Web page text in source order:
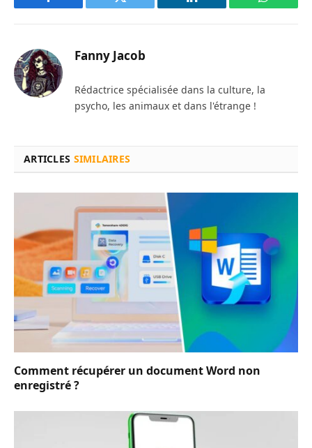
Facebook Twitter LinkedIn
Fanny Jacob
Rédactrice spécialisée dans la culture, la
psycho, les animaux et dans l'étrange !
ARTICLES SIMILAIRES
Comment récupérer un document Word non
enregistré ?